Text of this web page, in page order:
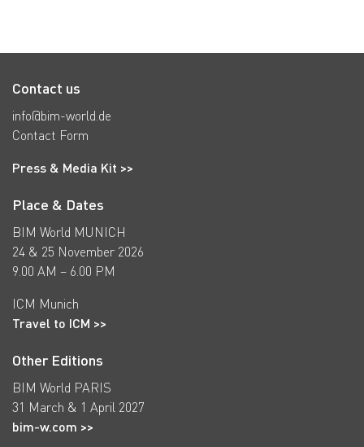
Contact us
info@bim-world.de
Contact Form
Press & Media Kit >>
Place & Dates
BIM World MUNICH
24 & 25 November 2026
9.00 AM – 6.00 PM
ICM Munich
Travel to ICM >>
Other Editions
BIM World PARIS
31 March & 1 April 2027
bim-w.com >>